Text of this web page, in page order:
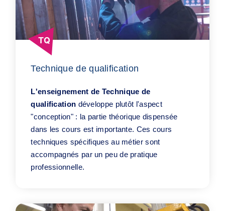
Technique de qualification
L'enseignement de Technique de
qualification développe plutôt l'aspect
"conception" : la partie théorique dispensée
dans les cours est importante. Ces cours
techniques spécifiques au métier sont
accompagnés par un peu de pratique
professionnelle.